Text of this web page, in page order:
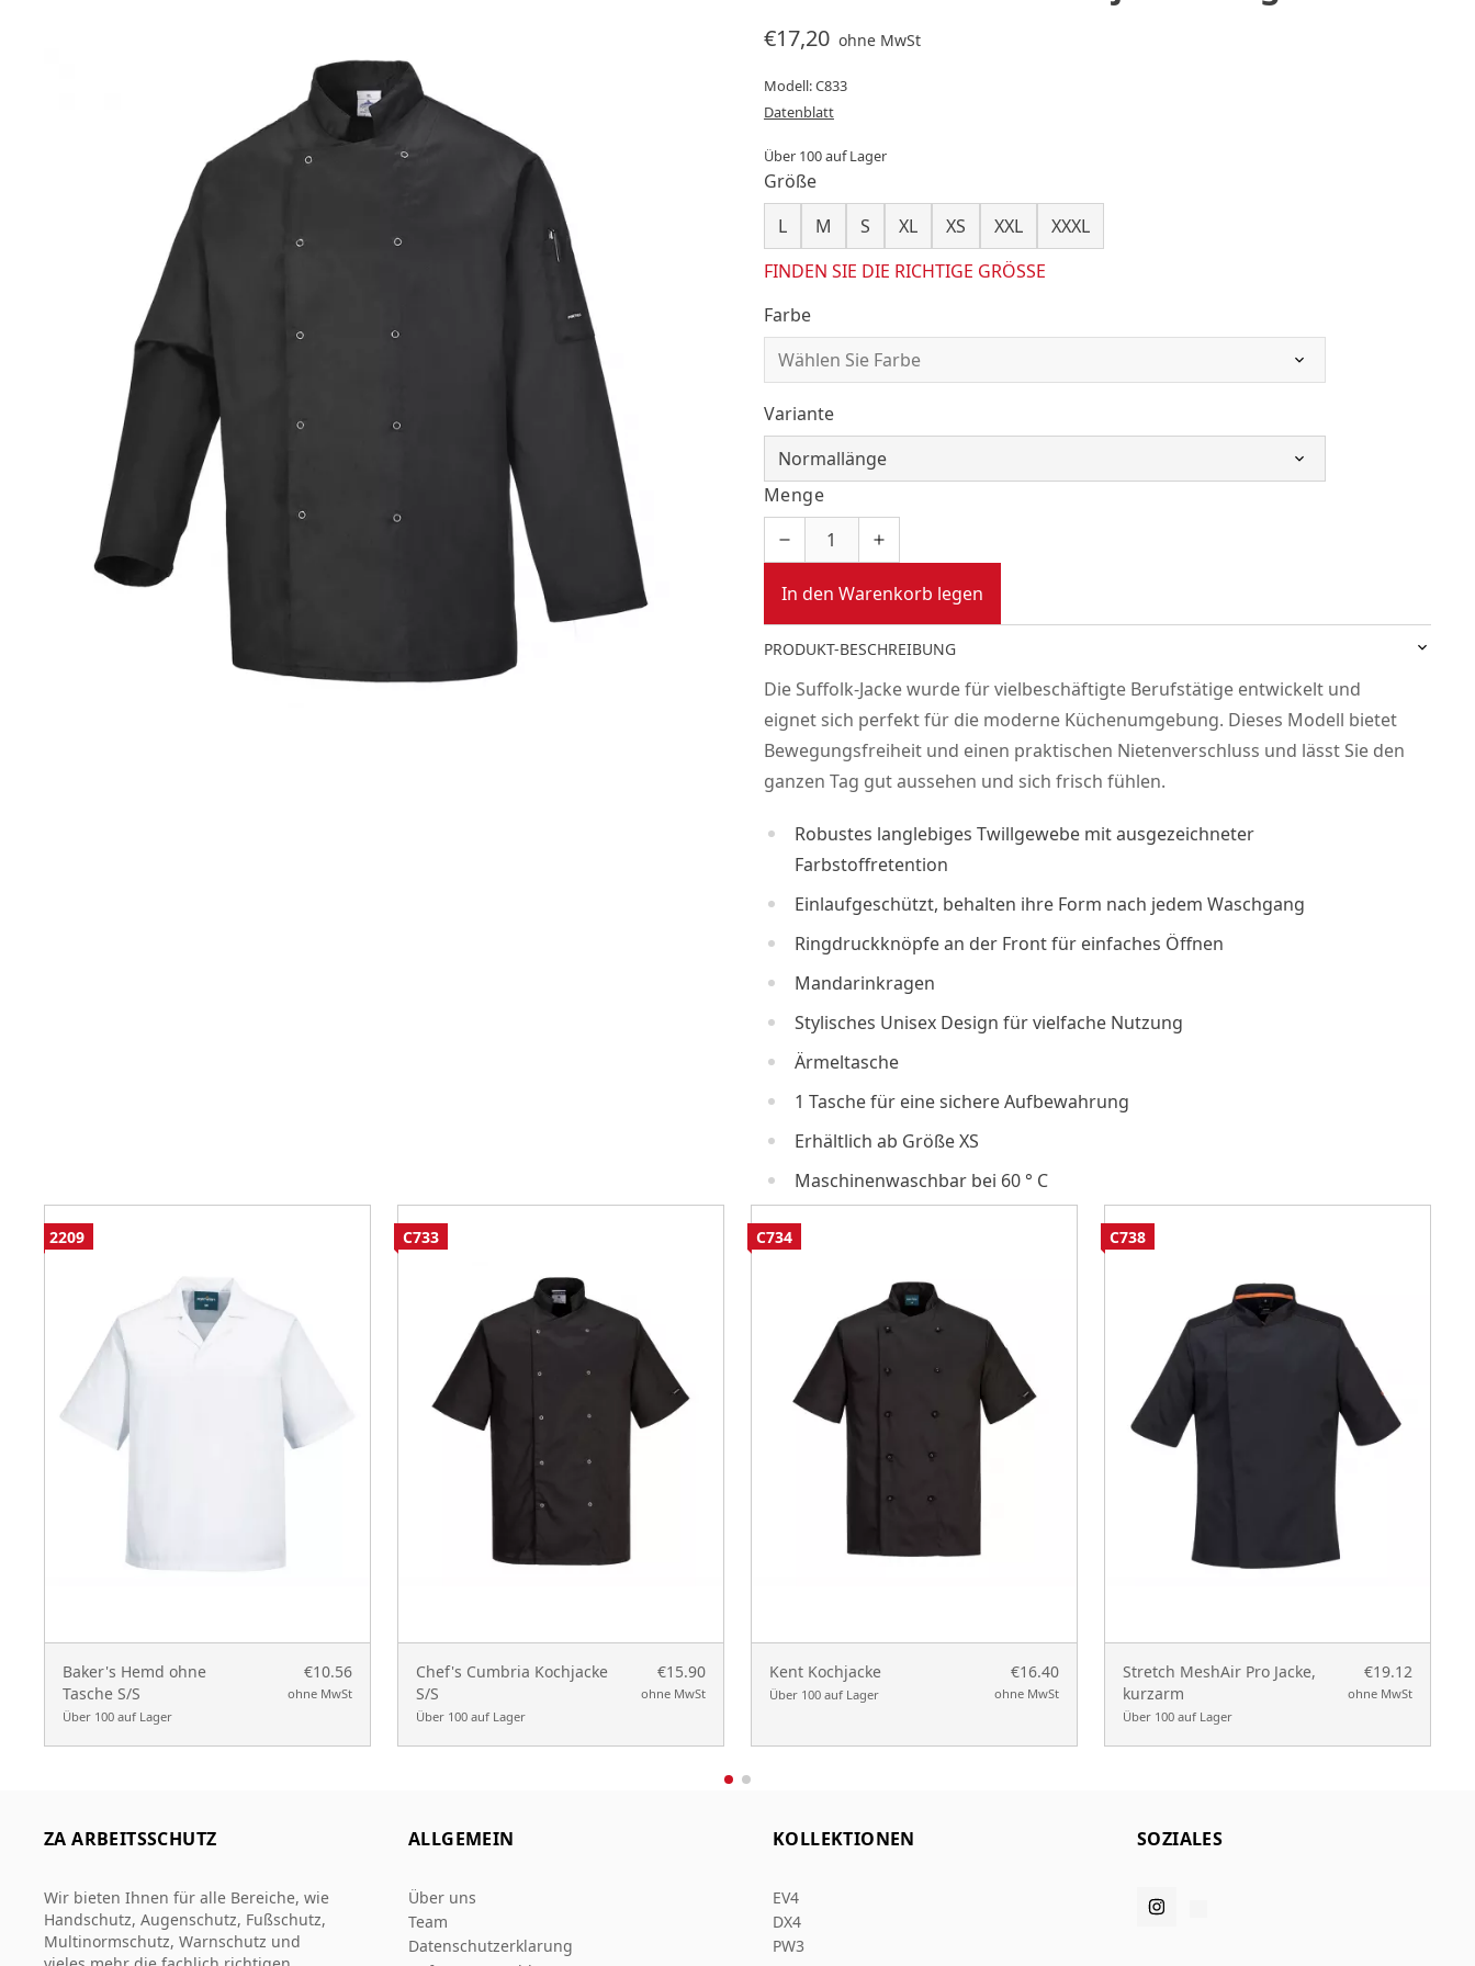
€17,20 ohne MwSt
Modell: C833
Datenblatt
Über 100 auf Lager
Größe
L
M S XL XS XXL
XXXL
FINDEN SIE DIE RICHTIGE GRÖSSE
Farbe
Variante
Menge
In den Warenkorb legen
PRODUKT-BESCHREIBUNG
Die Suffolk-Jacke wurde für vielbeschäftigte Berufstätige entwickelt und
eignet sich perfekt für die moderne Küchenumgebung. Dieses Modell bietet
Bewegungsfreiheit und einen praktischen Nietenverschluss und lässt Sie den
ganzen Tag gut aussehen und sich frisch fühlen.
Robustes langlebiges Twillgewebe mit ausgezeichneter
Farbstoffretention
Einlaufgeschützt, behalten ihre Form nach jedem Waschgang
Ringdruckknöpfe an der Front für einfaches Öffnen
Mandarinkragen
Stylisches Unisex Design für vielfache Nutzung
Ärmeltasche
1 Tasche für eine sichere Aufbewahrung
Erhältlich ab Größe XS
Maschinenwaschbar bei 60 ° C
Baker's Hemd ohne
Tasche S/S
Über 100 auf Lager
€10.56
ohne MwSt
2209
Chef's Cumbria Kochjacke
S/S
Über 100 auf Lager
€15.90
ohne MwSt
C733
Kent Kochjacke
Über 100 auf Lager
€16.40
ohne MwSt
C734
Stretch MeshAir Pro Jacke,
kurzarm
Über 100 auf Lager
€19.12
ohne MwSt
C738
ZA ARBEITSSCHUTZ
Wir bieten Ihnen für alle Bereiche, wie
Handschutz, Augenschutz, Fußschutz,
Multinormschutz, Warnschutz und
ALLGEMEIN
Über uns
Team
Datenschutzerklarung
KOLLEKTIONEN
EV4
DX4
PW3
SOZIALES